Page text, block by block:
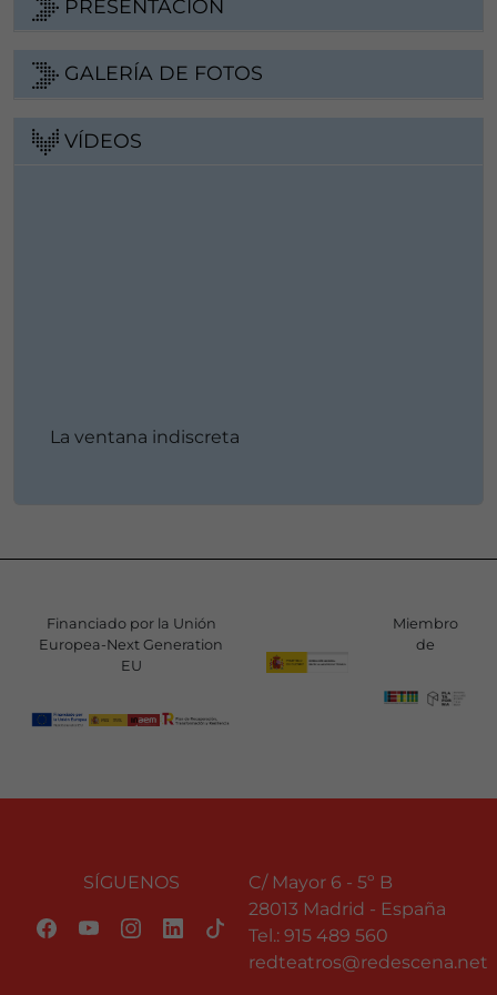
PRESENTACIÓN
GALERÍA DE FOTOS
VÍDEOS
La ventana indiscreta
Financiado por la Unión
Europea-Next Generation
EU
Miembro
de
SÍGUENOS
C/ Mayor 6 - 5º B
28013 Madrid - España
Tel.: 915 489 560
redteatros@redescena.net